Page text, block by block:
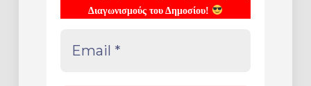
Διαγωνισμούς του Δημοσίου!